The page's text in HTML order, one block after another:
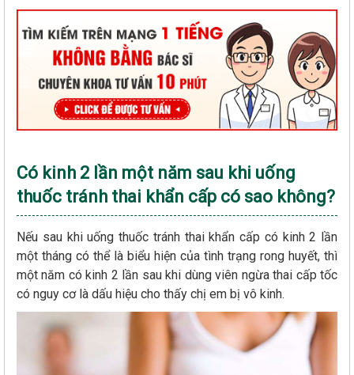
Có kinh 2 lần một năm sau khi uống
thuốc tránh thai khẩn cấp có sao không?
Nếu sau khi uống thuốc tránh thai khẩn cấp có kinh 2 lần
một tháng có thể là biểu hiện của tình trạng rong huyết, thì
một năm có kinh 2 lần sau khi dùng viên ngừa thai cấp tốc
có nguy cơ là dấu hiệu cho thấy chị em bị vô kinh.